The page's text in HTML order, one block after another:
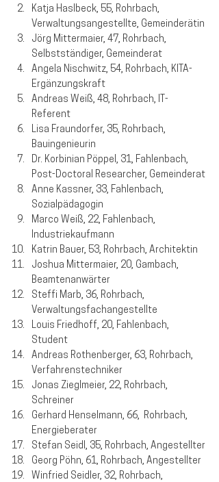
Katja Haslbeck, 55, Rohrbach,
Verwaltungsangestellte, Gemeinderätin
Jörg Mittermaier, 47, Rohrbach,
Selbstständiger, Gemeinderat
Angela Nischwitz, 54, Rohrbach, KITA-
Ergänzungskraft
Andreas Weiß, 48, Rohrbach, IT-
Referent
Lisa Fraundorfer, 35, Rohrbach,
Bauingenieurin
Dr. Korbinian Pöppel, 31, Fahlenbach,
Post-Doctoral Researcher, Gemeinderat
Anne Kassner, 33, Fahlenbach,
Sozialpädagogin
Marco Weiß, 22, Fahlenbach,
Industriekaufmann
Katrin Bauer, 53, Rohrbach, Architektin
Joshua Mittermaier, 20, Gambach,
Beamtenanwärter
Steffi Marb, 36, Rohrbach,
Verwaltungsfachangestellte
Louis Friedhoff, 20, Fahlenbach,
Student
Andreas Rothenberger, 63, Rohrbach,
Verfahrenstechniker
Jonas Zieglmeier, 22, Rohrbach,
Schreiner
Gerhard Henselmann, 66,  Rohrbach,
Energieberater
Stefan Seidl, 35, Rohrbach, Angestellter
Georg Pöhn, 61, Rohrbach, Angestellter
Winfried Seidler, 32, Rohrbach,